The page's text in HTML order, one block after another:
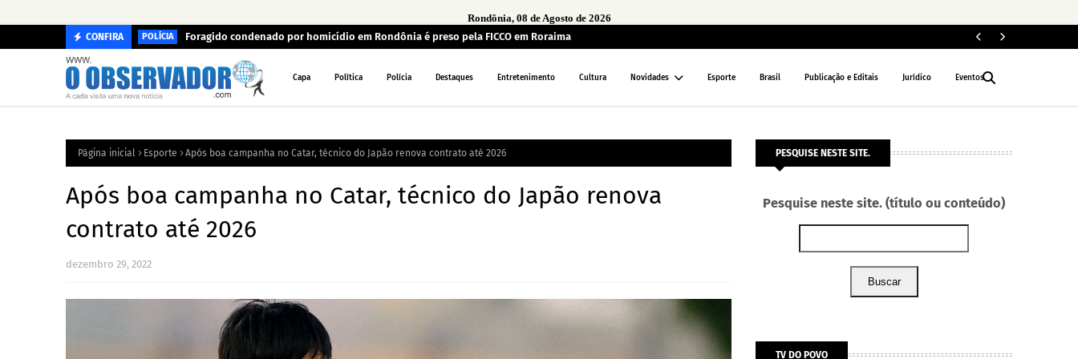
Rondônia, 08 de Agosto de 2026
CONFIRA POLÍCIA Foragido condenado por homicídio em Rondônia é preso pela FICCO em Roraima
Capa Política Polícia Destaques Entretenimento Cultura Novidades Esporte Brasil Publicação e Editais Jurídico Eventos
Página inicial Esporte Após boa campanha no Catar, técnico do Japão renova contrato até 2026
Após boa campanha no Catar, técnico do Japão renova
contrato até 2026
dezembro 29, 2022
PESQUISE NESTE SITE.
Pesquise neste site. (título ou conteúdo)
Buscar
TV DO POVO